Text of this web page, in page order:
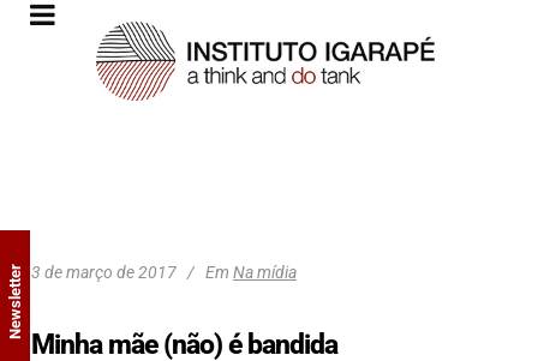
3 de março de 2017 Em Na mídia
Minha mãe (não) é bandida
Newsletter